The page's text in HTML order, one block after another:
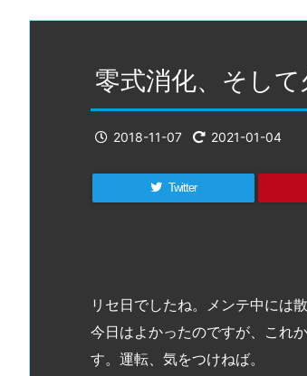
零式消化、そし
2018-11-07 2021-01-04
Twitter
リセ日でしたね。メンテ中には
今日はよかったのですが、これ
す。運転、気をつけねば。